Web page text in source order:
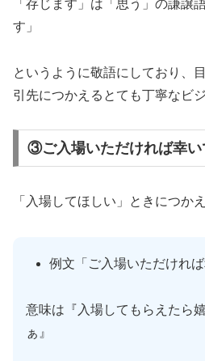
「存じます」は「思う」の謙譲
す」
というように敬語にしており、
引先につかえるとても丁寧なビ
③ご入場いただければ幸い
「入場してほしい」ときにつか
例文「ご入場いただければ
意味は『入場してもらえたら
ぁ』